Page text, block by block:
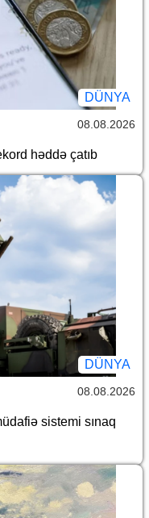
DÜNYA
08.08.2026
həddə çatıb
DÜNYA
08.08.2026
sistemi sınaq